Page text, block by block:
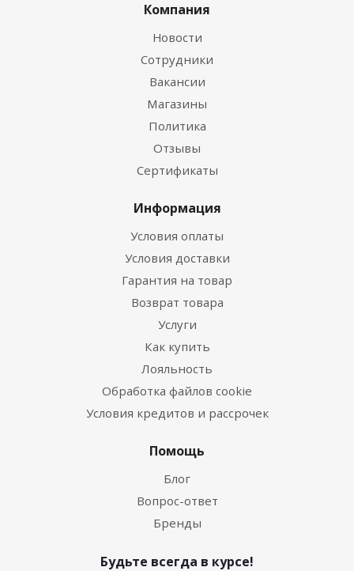
Компания
Новости
Сотрудники
Вакансии
Магазины
Политика
Отзывы
Сертификаты
Информация
Условия оплаты
Условия доставки
Гарантия на товар
Возврат товара
Услуги
Как купить
Лояльность
Обработка файлов cookie
Условия кредитов и рассрочек
Помощь
Блог
Вопрос-ответ
Бренды
Будьте всегда в курсе!